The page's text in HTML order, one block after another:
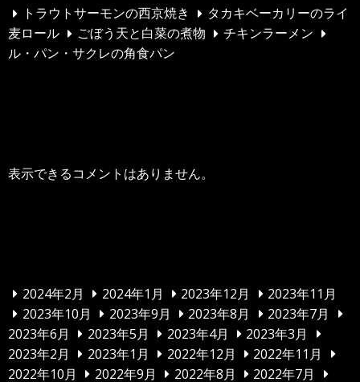
トラウトサーモンの西京焼き
タカキベーカリーのライ
麦ロール
ごぼう天と白菜の煮物
チキンラーメン
ル・パン・サクレの角食パン
表示できるコメントはありません。
2024年2月 2024年1月 2023年12月
2023年11月
2023年10月
2023年9月 2023年8月
2023年7月
2023年6月
2023年5月 2023年4月
2023年3月
2023年2月
2023年1月 2022年12月
2022年11月
2022年10月
2022年9月 2022年8月 2022年7月